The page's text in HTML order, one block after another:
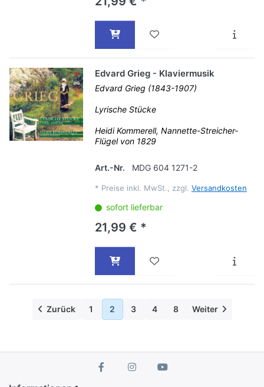
Edvard Grieg - Klaviermusik
Edvard Grieg (1843-1907)
Lyrische Stücke
Heidi Kommerell, Nannette-Streicher-
Flügel von 1829
Art.-Nr. MDG 604 1271-2
* Preise inkl. MwSt., zzgl. Versandkosten
sofort lieferbar
21,99 € *
Zurück 1 2 3 4 8 Weiter